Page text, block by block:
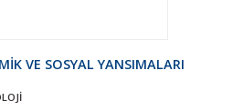
VE SOSYAL YANSIMALARI